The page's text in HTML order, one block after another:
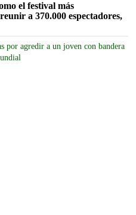
el festival más
a 370.000 espectadores,